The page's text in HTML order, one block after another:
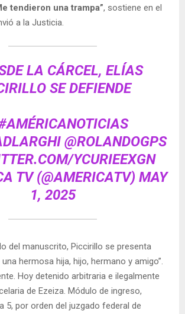
tendieron una trampa”, sostiene en el
a la Justicia.
LA CÁRCEL, ELÍAS
SE DEFIENDE
@ROLANDOGPS
YCURIEEXGN
TV (@AMERICATV) MAY
1, 2025
del manuscrito, Piccirillo se presenta
hermosa hija, hijo, hermano y amigo”.
Hoy detenido arbitraria e ilegalmente
de Ezeiza. Módulo de ingreso,
5, por orden del juzgado federal de